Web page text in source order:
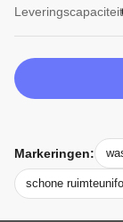
Leveringscapaciteit
Markeringen:
schone